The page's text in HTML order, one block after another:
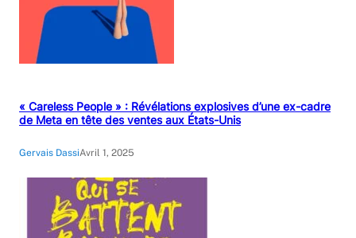
« Careless People » : Révélations explosives d’une ex-cadre
de Meta en tête des ventes aux États-Unis
Gervais DassiAvril 1, 2025